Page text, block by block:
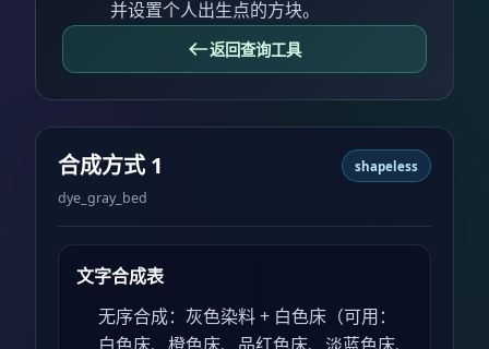
并设置个人出生点的方块。
返回查询工具
合成方式 1
dye_gray_bed
shapeless
文字合成表
无序合成：灰色染料 + 白色床（可用：